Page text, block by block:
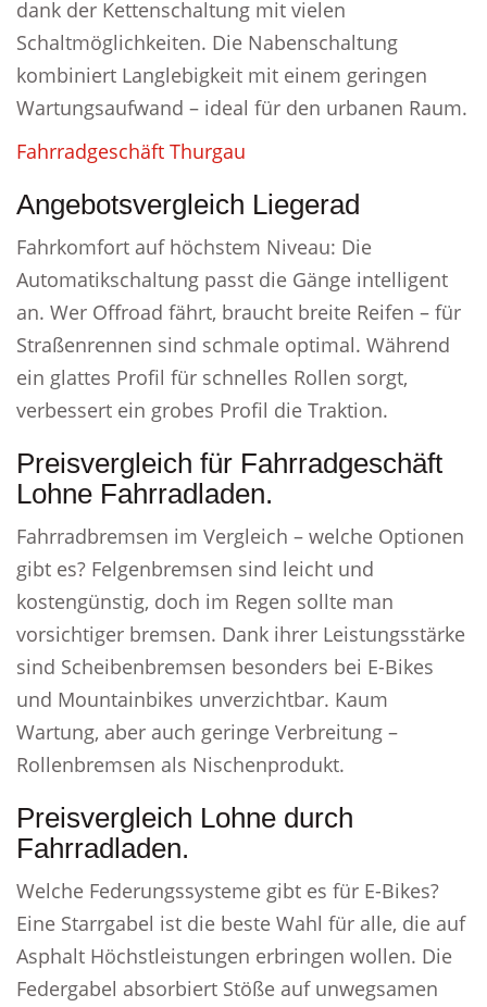
dank der Kettenschaltung mit vielen
Schaltmöglichkeiten. Die Nabenschaltung
kombiniert Langlebigkeit mit einem geringen
Wartungsaufwand – ideal für den urbanen Raum.
Fahrradgeschäft Thurgau
Angebotsvergleich Liegerad
Fahrkomfort auf höchstem Niveau: Die
Automatikschaltung passt die Gänge intelligent
an. Wer Offroad fährt, braucht breite Reifen – für
Straßenrennen sind schmale optimal. Während
ein glattes Profil für schnelles Rollen sorgt,
verbessert ein grobes Profil die Traktion.
Preisvergleich für Fahrradgeschäft
Lohne Fahrradladen.
Fahrradbremsen im Vergleich – welche Optionen
gibt es? Felgenbremsen sind leicht und
kostengünstig, doch im Regen sollte man
vorsichtiger bremsen. Dank ihrer Leistungsstärke
sind Scheibenbremsen besonders bei E-Bikes
und Mountainbikes unverzichtbar. Kaum
Wartung, aber auch geringe Verbreitung –
Rollenbremsen als Nischenprodukt.
Preisvergleich Lohne durch
Fahrradladen.
Welche Federungssysteme gibt es für E-Bikes?
Eine Starrgabel ist die beste Wahl für alle, die auf
Asphalt Höchstleistungen erbringen wollen. Die
Federgabel absorbiert Stöße auf unwegsamen